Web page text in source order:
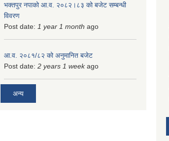
भक्तपुर नपाको आ.व. २०८२।८३ को बजेट सम्बन्धी
विवरण
Post date: 1 year 1 month ago
आ.व. २०८१/८२ को अनुमानित बजेट
Post date: 2 years 1 weekago
अन्य